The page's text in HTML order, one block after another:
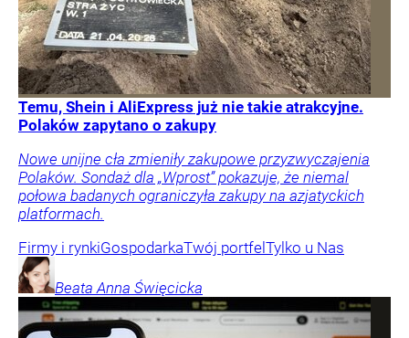
Temu, Shein i AliExpress już nie takie atrakcyjne.
Polaków zapytano o zakupy
Nowe unijne cła zmieniły zakupowe przyzwyczajenia
Polaków. Sondaż dla „Wprost” pokazuje, że niemal
połowa badanych ograniczyła zakupy na azjatyckich
platformach.
Firmy i rynkiGospodarkaTwój portfel Tylko u Nas
Beata Anna Święcicka